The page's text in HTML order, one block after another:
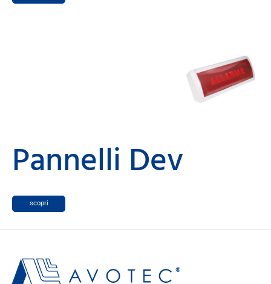
Pannelli Dev
scopri